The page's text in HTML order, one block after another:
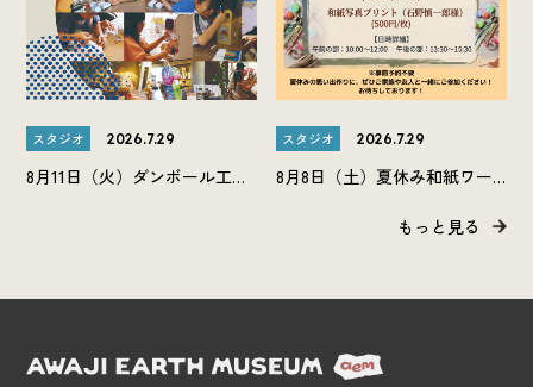
スタジオ 2026.7.29
8月11日（火）ダンボール工作
スタジオ 2026.7.29
8月8日（土）夏休み和紙ワー
もっと見る